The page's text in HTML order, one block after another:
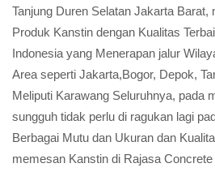
Tanjung Duren Selatan Jakarta Barat,
Produk Kanstin dengan Kualitas
Indonesia yang Menerapan jalur
Area seperti Jakarta,Bogor, Depok,
Meliputi Karawang Seluruhnya, pada
sungguh tidak perlu di ragukan lagi
Berbagai Mutu dan Ukuran dan
memesan Kanstin di Rajasa